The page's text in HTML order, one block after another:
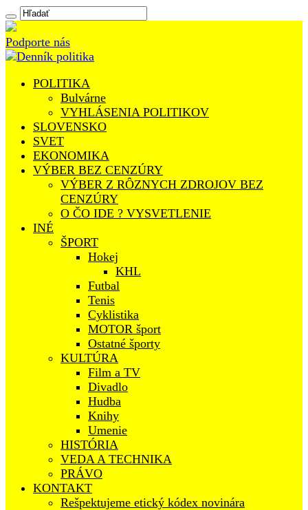
Podporte nás
POLITIKA
Bulvárne
VYHLÁSENIA POLITIKOV
SLOVENSKO
SVET
EKONOMIKA
VÝBER BEZ CENZÚRY
VÝBER Z RÔZNYCH ZDROJOV BEZ
CENZÚRY
O ČO IDE ? VYSVETLENIE
INÉ
ŠPORT
Hokej
KHL
Futbal
Tenis
Cyklistika
MOTOR šport
Ostatné športy
KULTÚRA
Film a TV
Divadlo
Hudba
Knihy
Umenie
HISTÓRIA
VEDA A TECHNIKA
PRÁVO
KONTAKT
Rešpektujeme etický kódex novinára